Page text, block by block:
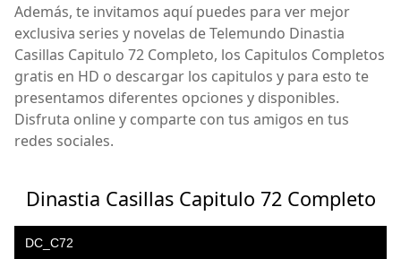
Además, te invitamos aquí puedes para ver mejor
exclusiva series y novelas de Telemundo Dinastia
Casillas Capitulo 72 Completo, los Capitulos Completos
gratis en HD o descargar los capitulos y para esto te
presentamos diferentes opciones y disponibles.
Disfruta online y comparte con tus amigos en tus
redes sociales.
Dinastia Casillas Capitulo 72 Completo